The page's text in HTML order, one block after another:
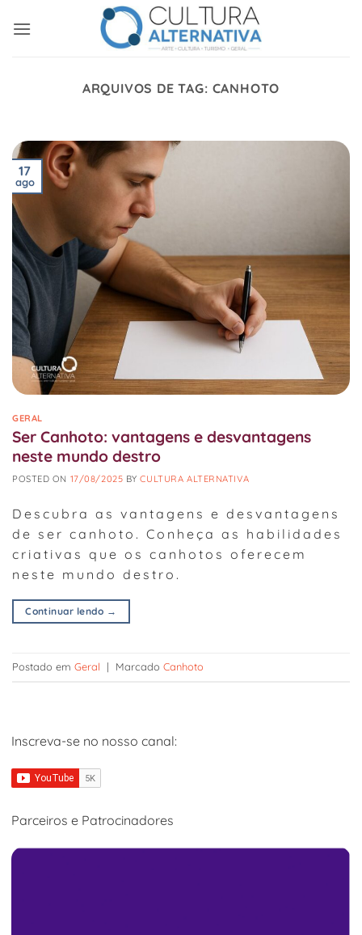
ARQUIVOS DE TAG: CANHOTO
17
ago
GERAL
Ser Canhoto: vantagens e desvantagens
neste mundo destro
POSTED ON 17/08/2025 BYCULTURA ALTERNATIVA
Descubra as vantagens e desvantagens
de ser canhoto. Conheça as habilidades
criativas que os canhotos oferecem
neste mundo destro.
Continuar lendo →
Postado em Geral | Marcado Canhoto
Inscreva-se no nosso canal:
Parceiros e Patrocinadores